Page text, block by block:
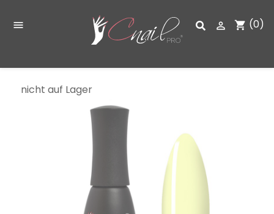
 shopping_cart (0)

nicht auf Lager